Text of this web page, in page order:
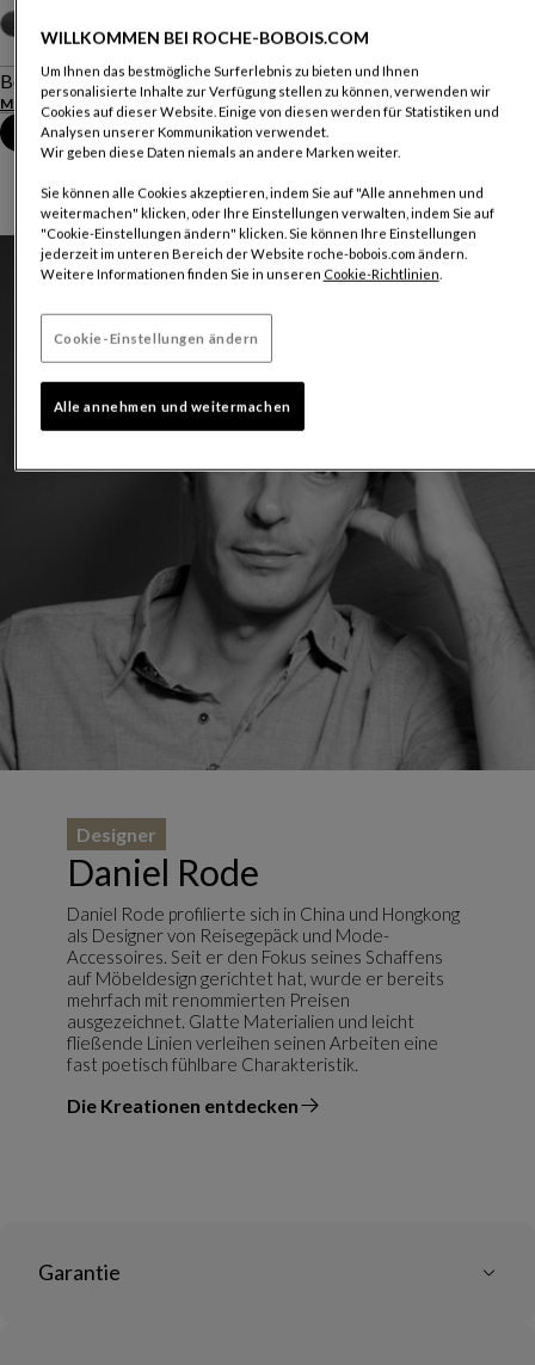
Beschreibung
Mehr anzeigen Produktinformationen herunterladen
Termin im Geschäft vereinbaren
Daniel Rode
Designer
Daniel Rode profilierte sich in China und Hongkong
als Designer von Reisegepäck und Mode-
Accessoires. Seit er den Fokus seines Schaffens
auf Möbeldesign gerichtet hat, wurde er bereits
mehrfach mit renommierten Preisen
ausgezeichnet. Glatte Materialien und leicht
fließende Linien verleihen seinen Arbeiten eine
fast poetisch fühlbare Charakteristik.
Die Kreationen entdecken
vom Designer
Garantie
WILLKOMMEN BEI ROCHE-BOBOIS.COM
Um Ihnen das bestmögliche Surferlebnis zu bieten und Ihnen
personalisierte Inhalte zur Verfügung stellen zu können, verwenden wir
Cookies auf dieser Website. Einige von diesen werden für Statistiken und
Analysen unserer Kommunikation verwendet.
Wir geben diese Daten niemals an andere Marken weiter.
Sie können alle Cookies akzeptieren, indem Sie auf "Alle annehmen und
weitermachen" klicken, oder Ihre Einstellungen verwalten, indem Sie auf
"Cookie-Einstellungen ändern" klicken. Sie können Ihre Einstellungen
jederzeit im unteren Bereich der Website roche-bobois.com ändern.
Weitere Informationen finden Sie in unseren Cookie-Richtlinien.
Cookie-Einstellungen ändern
Alle annehmen und weitermachen